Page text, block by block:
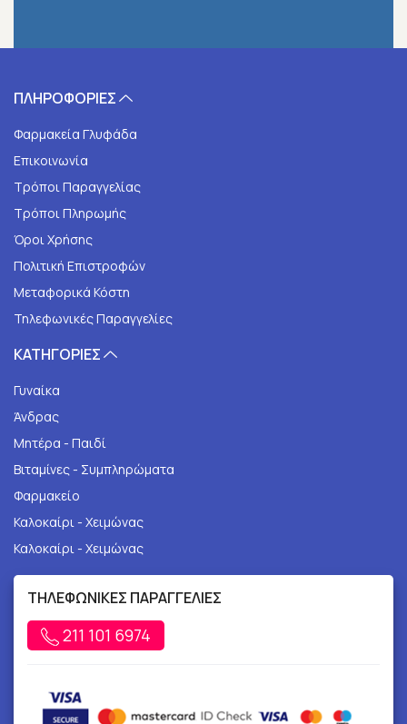
ΠΛΗΡΟΦΟΡΙΕΣ
Φαρμακεία Γλυφάδα
Επικοινωνία
Τρόποι Παραγγελίας
Τρόποι Πληρωμής
Όροι Χρήσης
Πολιτική Επιστροφών
Μεταφορικά Κόστη
Τηλεφωνικές Παραγγελίες
ΚΑΤΗΓΟΡΙΕΣ
Γυναίκα
Άνδρας
Μητέρα - Παιδί
Βιταμίνες - Συμπληρώματα
Φαρμακείο
Καλοκαίρι - Χειμώνας
Καλοκαίρι - Χειμώνας
ΤΗΛΕΦΩΝΙΚΕΣ ΠΑΡΑΓΓΕΛΙΕΣ
211 101 6974